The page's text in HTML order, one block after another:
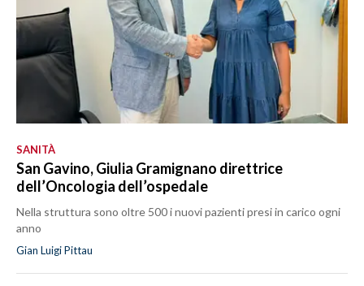
SANITÀ
San Gavino, Giulia Gramignano direttrice
dell’Oncologia dell’ospedale
Nella struttura sono oltre 500 i nuovi pazienti presi in carico ogni
anno
Gian Luigi Pittau